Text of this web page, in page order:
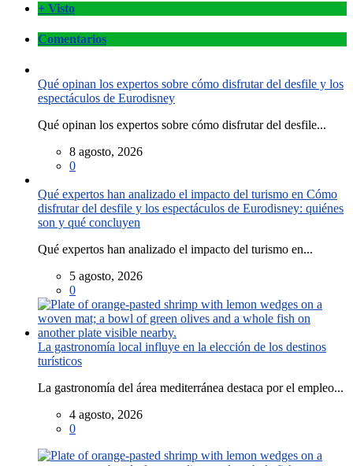
+ Visto
Comentarios
Qué opinan los expertos sobre cómo disfrutar del desfile y los
espectáculos de Eurodisney
Qué opinan los expertos sobre cómo disfrutar del desfile...
8 agosto, 2026
0
Qué expertos han analizado el impacto del turismo en Cómo
disfrutar del desfile y los espectáculos de Eurodisney: quiénes
son y qué concluyen
Qué expertos han analizado el impacto del turismo en...
5 agosto, 2026
0
La gastronomía local influye en la elección de los destinos
turísticos
La gastronomía del área mediterránea destaca por el empleo...
4 agosto, 2026
0